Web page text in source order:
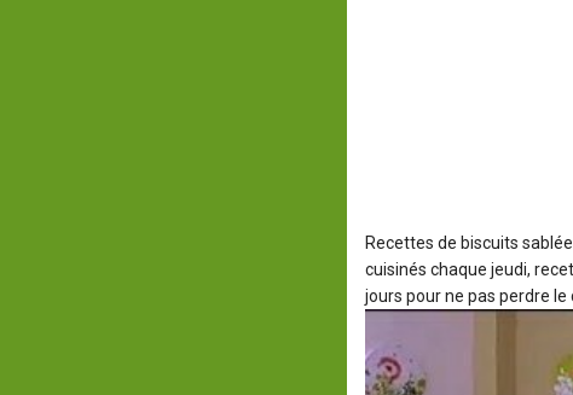
Recettes de biscuits
cuisinés chaque jeudi,
jours pour ne pas perdre